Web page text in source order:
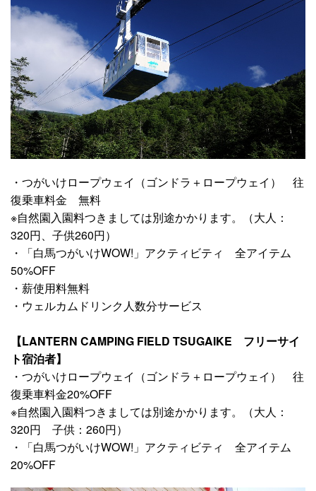
・つがいけロープウェイ（ゴンドラ＋ロープウェイ） 往
復乗車料金 無料
※自然園入園料つきましては別途かかります。（大人：
320円、子供260円）
・「白馬つがいけWOW!」アクティビティ 全アイテム
50%OFF
・薪使用料無料
・ウェルカムドリンク人数分サービス
【LANTERN CAMPING FIELD TSUGAIKE フリーサイ
ト宿泊者】
・つがいけロープウェイ（ゴンドラ＋ロープウェイ） 往
復乗車料金20%OFF
※自然園入園料つきましては別途かかります。（大人：
320円 子供：260円）
・「白馬つがいけWOW!」アクティビティ 全アイテム
20%OFF